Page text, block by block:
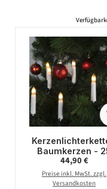
Baumkerzen -
warmweiße
Glühlampen -
E10 Fassung - L:
Regulärer
44,90 €
Preise inkl. MwSt. zzgl.
Versandkosten